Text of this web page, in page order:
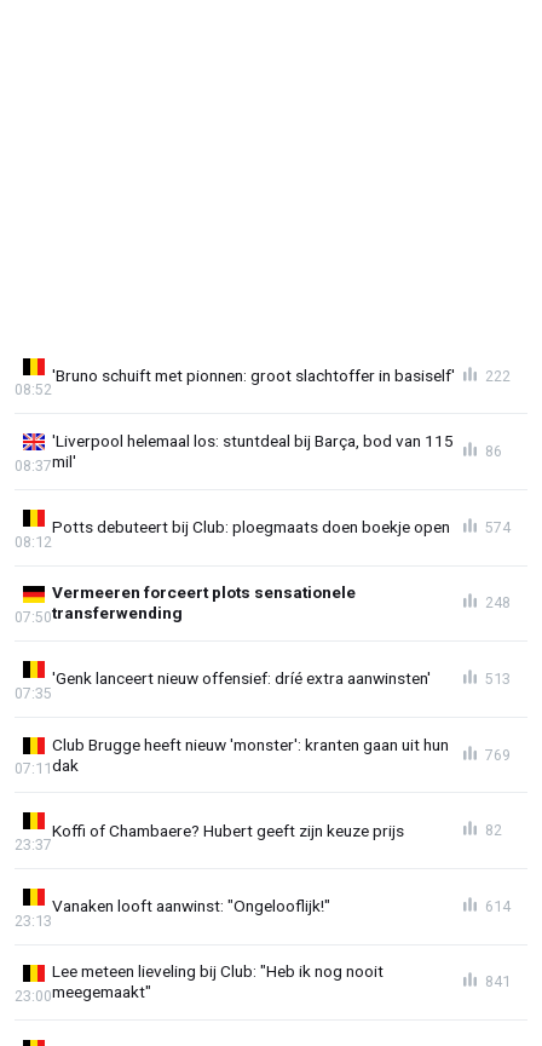
'Bruno schuift met pionnen: groot slachtoffer in basiself'
08:52
222
'Liverpool helemaal los: stuntdeal bij Barça, bod van 115
mil'
08:37
86
Potts debuteert bij Club: ploegmaats doen boekje open
08:12
574
Vermeeren forceert plots sensationele
transferwending
07:50
248
'Genk lanceert nieuw offensief: dríé extra aanwinsten'
07:35
513
Club Brugge heeft nieuw 'monster': kranten gaan uit hun
dak
07:11
769
Koffi of Chambaere? Hubert geeft zijn keuze prijs
23:37
82
Vanaken looft aanwinst: "Ongelooflijk!"
23:13
614
Lee meteen lieveling bij Club: "Heb ik nog nooit
meegemaakt"
23:00
841